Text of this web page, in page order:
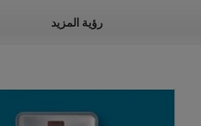
رؤية المزيد